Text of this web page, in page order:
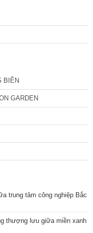
BIÊN
GARDEN
trung tâm công nghiệp Bắc
thượng lưu giữa miền xanh